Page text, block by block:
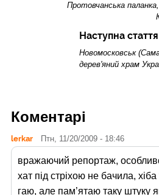
Протовчанська
Наступна стаття
Новомосковськ
дерев'яний храм
Коментарі
lerkar Птн, 11/20/2009 - 18:46
вражаючий репортаж,
хат під стріхою не бачила,
гаю, але пам’ятаю таку штуку